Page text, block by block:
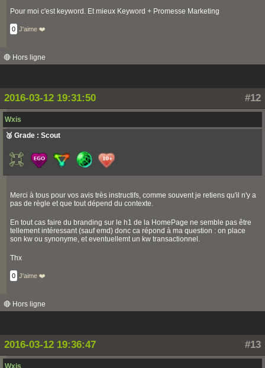
Pour moi c'est keyword. Et mieux Keyword + Promesse Marketing
0 J'aime ❤️
🔴 Hors ligne
#12
2016-03-12 19:31:50
Wxis
🥉 Grade : Scout
Merci à tous pour vos avis très instructifs, comme souvent je retiens qu'il n'y a
pas de règle et que tout dépend du contexte.
En tout cas faire du branding sur le h1 de la HomePage ne semble pas être
tellement intéressant (sauf emd) donc ca répond à ma question : on place
son kw ou synonyme, et eventuellemt un kw transactionnel.
Thx
0 J'aime ❤️
🔴 Hors ligne
#13
2016-03-12 19:36:47
Wxis